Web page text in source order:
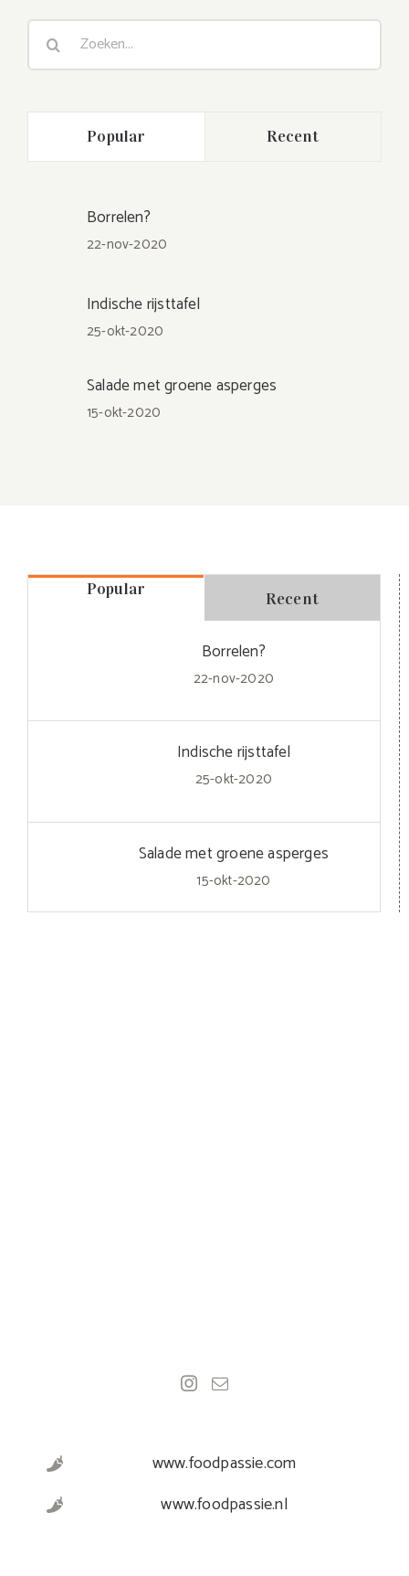
naar:
Popular Recent
Borrelen?
22-nov-2020
Indische rijsttafel
25-okt-2020
Salade met groene asperges
15-okt-2020
Popular Recent
Borrelen?
22-nov-2020
Indische rijsttafel
25-okt-2020
Salade met groene asperges
15-okt-2020
www.foodpassie.com
www.foodpassie.nl